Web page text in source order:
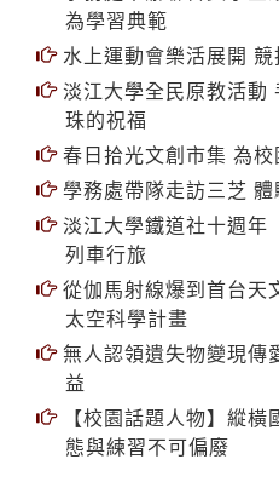
水上運動會樂活展開 競
淡江大學全民原教活動
珠的祝福
春日拾光文創市集 為校
學務處帶隊走訪三芝 體
淡江大學鐵道社十週年
列車行旅
從伽馬射線爆到首台天
太空科學計畫
無人認領遺失物變現傳
益
【校園話題人物】縱橫
態與練習不可偏廢